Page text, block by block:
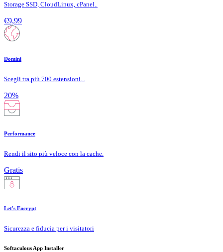
Storage SSD, CloudLinux, cPanel..
€9,99
Domini
Scegli tra più 700 estensioni...
20%
Performance
Rendi il sito più veloce con la cache.
Gratis
Let's Encrypt
Sicurezza e fiducia per i visitatori
Softaculous App Installer